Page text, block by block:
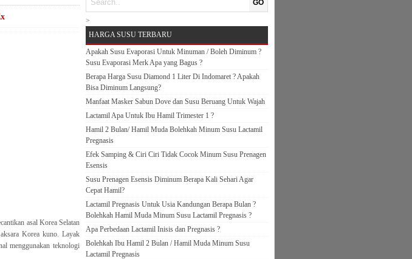
asal Korea Selatan
Korea kuno. Layak
menggunakan teknologi
GO
>
HARGA SUSU TERBARU
Apakah Susu Evaporasi Untuk Minuman / Boleh Diminum ?
Susu Evaporasi Merk Apa yang Bagus ?
Berapa Harga Susu Diamond 1 Liter Di Indomaret ? Apakah
Bisa Diminum Langsung?
Manfaat Masker Sabun Dove dan Susu Beruang Untuk Wajah
Lactamil Apa Untuk Ibu Hamil Trimester 1 ?
Hamil 2 Bulan/ Hamil Muda Bolehkah Minum Susu Lactamil
Pregnasis
Efek Samping & Ciri Ciri Tidak Cocok Minum Susu Prenagen
Esensis
Susu Prenagen Esensis Diminum Berapa Kali Sehari Agar
Cepat Hamil?
Lactamil Pregnasis Untuk Usia Kandungan Berapa Bulan ?
Bolehkah Hamil Muda Minum Susu Lactamil Pregnasis ?
Apa Perbedaan Lactamil Inisis dan Pregnasis ?
Bolehkah Ibu Hamil 2 Bulan / Hamil Muda Minum Susu
Lactamil Pregnasis